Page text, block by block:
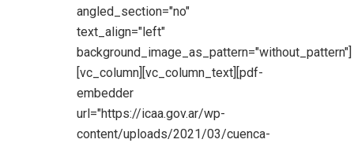
angled_section="no"
text_align="left"
background_image_as_pattern="without_pattern"]
[vc_column][vc_column_text][pdf-
embedder
url="https://icaa.gov.ar/wp-
content/uploads/2021/03/cuenca-